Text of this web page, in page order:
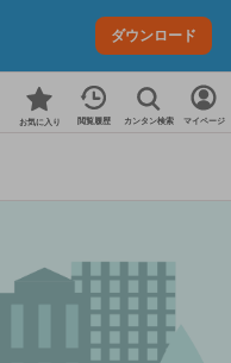
ダウンロード
お気に入り 閲覧履歴 カンタン検索 マイページ